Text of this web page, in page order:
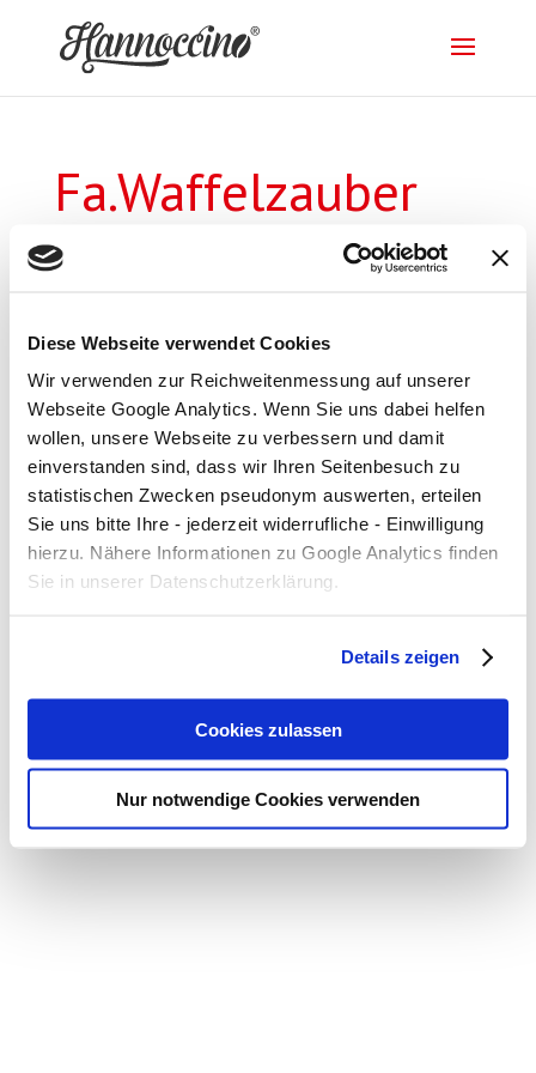
Diese Webseite verwendet Cookies
Wir verwenden zur Reichweitenmessung auf unserer
Webseite Google Analytics. Wenn Sie uns dabei helfen
wollen, unsere Webseite zu verbessern und damit
einverstanden sind, dass wir Ihren Seitenbesuch zu
statistischen Zwecken pseudonym auswerten, erteilen
Sie uns bitte Ihre - jederzeit widerrufliche - Einwilligung
hierzu. Nähere Informationen zu Google Analytics finden
Sie in unserer Datenschutzerklärung.
Details zeigen
Cookies zulassen
Nur notwendige Cookies verwenden
Fa.Waffelzauber
von
Impressum| Datenschutz